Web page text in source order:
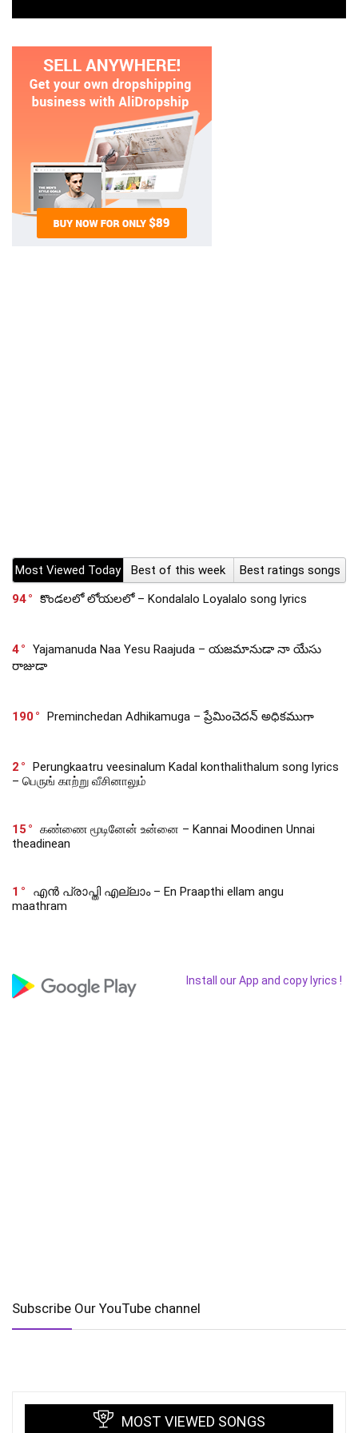
Most Viewed Today Best of this week
Best ratings songs
94
కొండలలో లోయలలో – Kondalalo Loyalalo song lyrics
4
Yajamanuda Naa Yesu Raajuda – యజమానుడా నా యేసు
రాజుడా
190 Preminchedan Adhikamuga – ప్రేమించెదన్ అధికముగా
2
Perungkaatru veesinalum Kadal konthalithalum song lyrics
– பெருங் காற்று வீசினாலும்
15
கண்ணை மூடினேன் உன்னை – Kannai Moodinen Unnai
theadinean
1
എൻ പ്രാപ്തി എല്ലാം – En Praapthi ellam angu
maathram
Install our App and copy lyrics !
Subscribe Our YouTube channel
MOST VIEWED SONGS